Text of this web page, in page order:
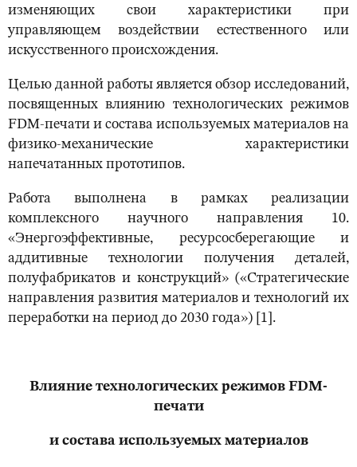
изменяющих свои характеристики при
управляющем воздействии естественного или
искусственного происхождения.
Целью данной работы является обзор исследований,
посвященных влиянию технологических режимов
FDM-печати и состава используемых материалов на
физико-механические характеристики
напечатанных прототипов.
Работа выполнена в рамках реализации
комплексного научного направления 10.
«Энергоэффективные, ресурсосберегающие и
аддитивные технологии получения деталей,
полуфабрикатов и конструкций» («Стратегические
направления развития материалов и технологий их
переработки на период до 2030 года») [1].
Влияние технологических режимов FDM-
печати
и состава используемых материалов